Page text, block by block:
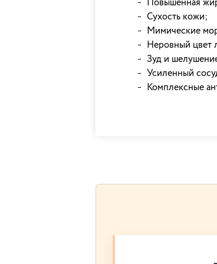
Повышенная
Сухость кожи;
Мимические
Неровный цвет
Зуд и
Усиленный
Комплексные